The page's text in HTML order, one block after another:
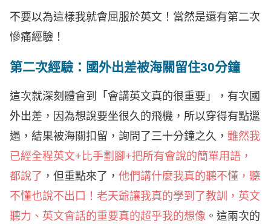
不要以為這樣我就會屈服於英文！當然是還有第二次
慘痛經驗！
第二次經驗：國外出差被海關留住30分鐘
這次就深刻體會到「會講英文真的很重要」，有次國
外出差，因為想說要坐很久的飛機，所以穿得有點邋
遢，結果被海關扣留，詢問了三十分鐘之久， 雖然我
已經全程英文+比手劃腳+把所有會說的簡單用語，
都說了 ，但重點來了， 他們講什麼我真的聽不懂，聽
不懂也說不出口！老天爺讓我真的學到了教訓，英文
聽力、英文會話的重要真的超乎我的想像 。這兩次的